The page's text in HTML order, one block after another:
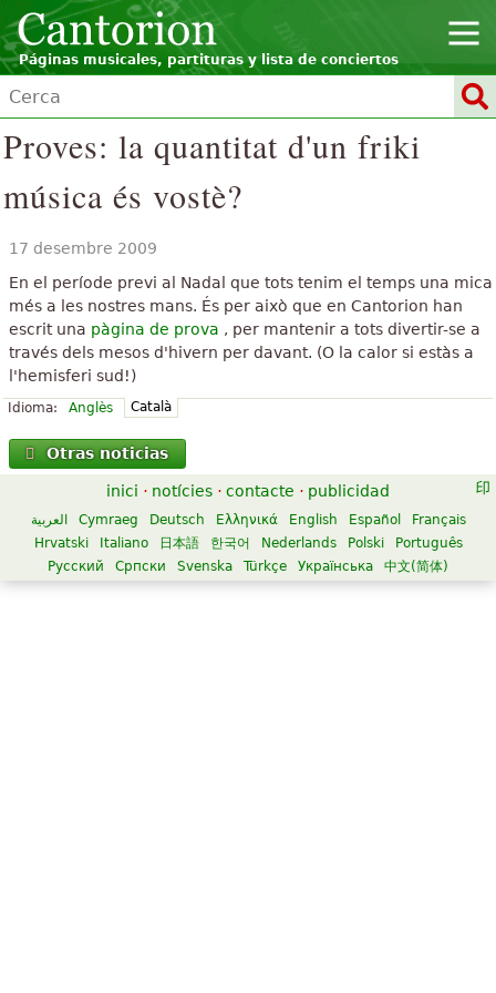
Páginas musicales, partituras y lista de conciertos
Proves: la quantitat d'un friki
música és vostè?
17 desembre 2009
En el període previ al Nadal que tots tenim el temps una mica
més a les nostres mans. És per això que en Cantorion han
escrit una pàgina de prova , per mantenir a tots divertir-se a
través dels mesos d'hivern per davant. (O la calor si estàs a
l'hemisferi sud!)
Idioma: Anglès Català
Otras noticias
inici · notícies · contacte · publicidad
العربية Cymraeg Deutsch Ελληνικά English Español
Français
Hrvatski
Italiano 日本語 한국어 Nederlands Polski
Português
Русский
Српски Svenska Türkçe Українська 中文(简体)